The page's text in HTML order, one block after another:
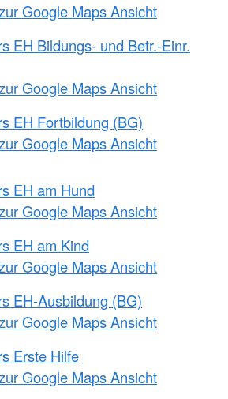
Google Maps Ansicht
EH Bildungs- und Betr.-Einr.
Google Maps Ansicht
EH Fortbildung (BG)
Google Maps Ansicht
EH am Hund
Google Maps Ansicht
EH am Kind
Google Maps Ansicht
EH-Ausbildung (BG)
Google Maps Ansicht
Erste Hilfe
Google Maps Ansicht